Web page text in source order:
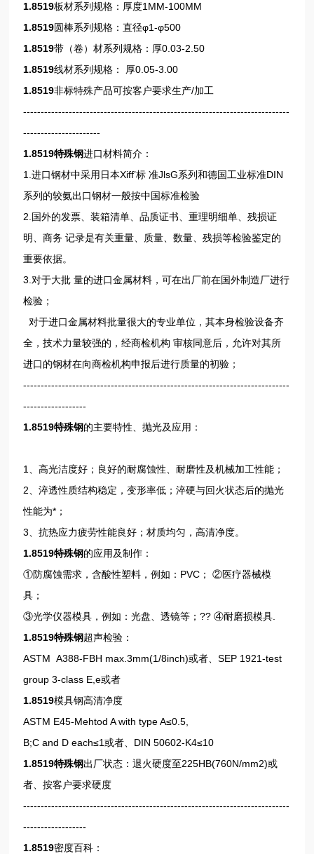
1.8519板材系列规格：厚度1MM-100MM
1.8519圆棒系列规格：直径φ1-φ500
1.8519带（卷）材系列规格：厚0.03-2.50
1.8519线材系列规格： 厚0.05-3.00
1.8519非标特殊产品可按客户要求生产/加工
----------------------------------------------------------------------------
----------------------
1.8519特殊钢进口材料简介：
1.进口钢材中采用日本Xiff’标 准JlsG系列和德国工业标准DIN
系列的较氨出口钢材一般按中国标准检验
2.国外的发票、装箱清单、品质证书、重理明细单、残损证
明、商务 记录是有关重量、质量、数量、残损等检验鉴定的
重要依据。
3.对于大批 量的进口金属材料，可在出厂前在国外制造厂进行
检验；
对于进口金属材料批量很大的专业单位，其本身检验设备齐
全，技术力量较强的，经商检机构 审核同意后，允许对其所
进口的钢材在向商检机构申报后进行质量的初验；
----------------------------------------------------------------------------
------------------
1.8519特殊钢的主要特性、抛光及应用：
1、高光洁度好；良好的耐腐蚀性、耐磨性及机械加工性能；
2、淬透性质结构稳定，变形率低；淬硬与回火状态后的抛光
性能为*；
3、抗热应力疲劳性能良好；材质均匀，高清净度。
1.8519特殊钢的应用及制作：
①防腐蚀需求，含酸性塑料，例如：PVC； ②医疗器械模
具；
③光学仪器模具，例如：光盘、透镜等；?? ④耐磨损模具.
1.8519特殊钢超声检验：
ASTM A388-FBH max.3mm(1/8inch)或者、SEP 1921-test
group 3-class E,e或者
1.8519模具钢高清净度
ASTM E45-Mehtod A with type A≤0.5,
B;C and D each≤1或者、DIN 50602-K4≤10
1.8519特殊钢出厂状态：退火硬度至225HB(760N/mm2)或
者、按客户要求硬度
----------------------------------------------------------------------------
------------------
1.8519密度百科：